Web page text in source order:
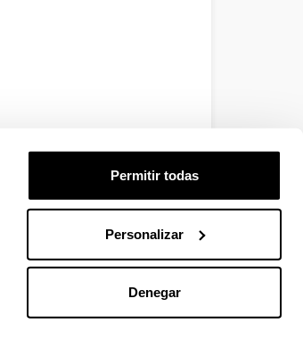
Permitir todas
Personalizar
Denegar